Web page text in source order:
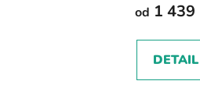
od 1 439
DETAIL